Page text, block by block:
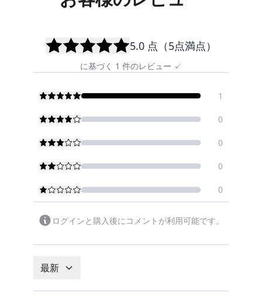
5.0 点（5点満点）
に基づく 1 件のレビュー ✓
1
0
0
0
0
ログインと購入後にコメントが利用可能です。
最新